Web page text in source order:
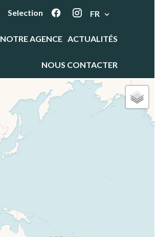
Selection FR
NOTRE AGENCE ACTUALITÉS
NOUS CONTACTER